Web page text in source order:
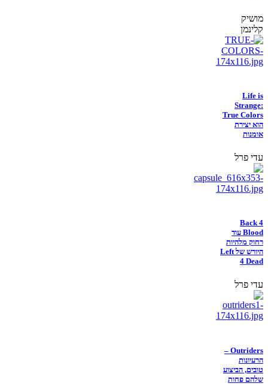
מושיק
קלינמן
Life is
Strange:
True Colors
הוא יצירת
אומנות
עדי פרל
Back 4
Blood עוד
רחוק מלהיות
היורש של Left
4 Dead
עדי פרל
Outriders –
הרעיונות
טובים, הביצוע
שלהם פחות